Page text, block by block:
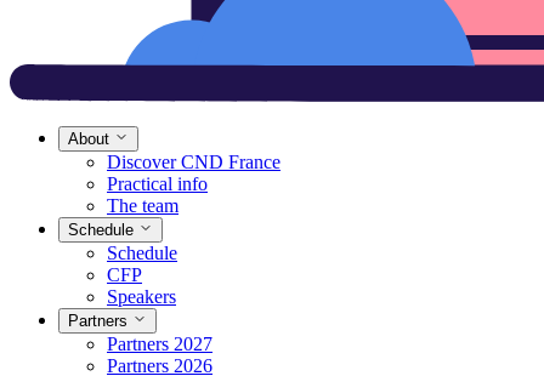
About
Discover CND France
Practical info
The team
Schedule
Schedule
CFP
Speakers
Partners
Partners 2027
Partners 2026